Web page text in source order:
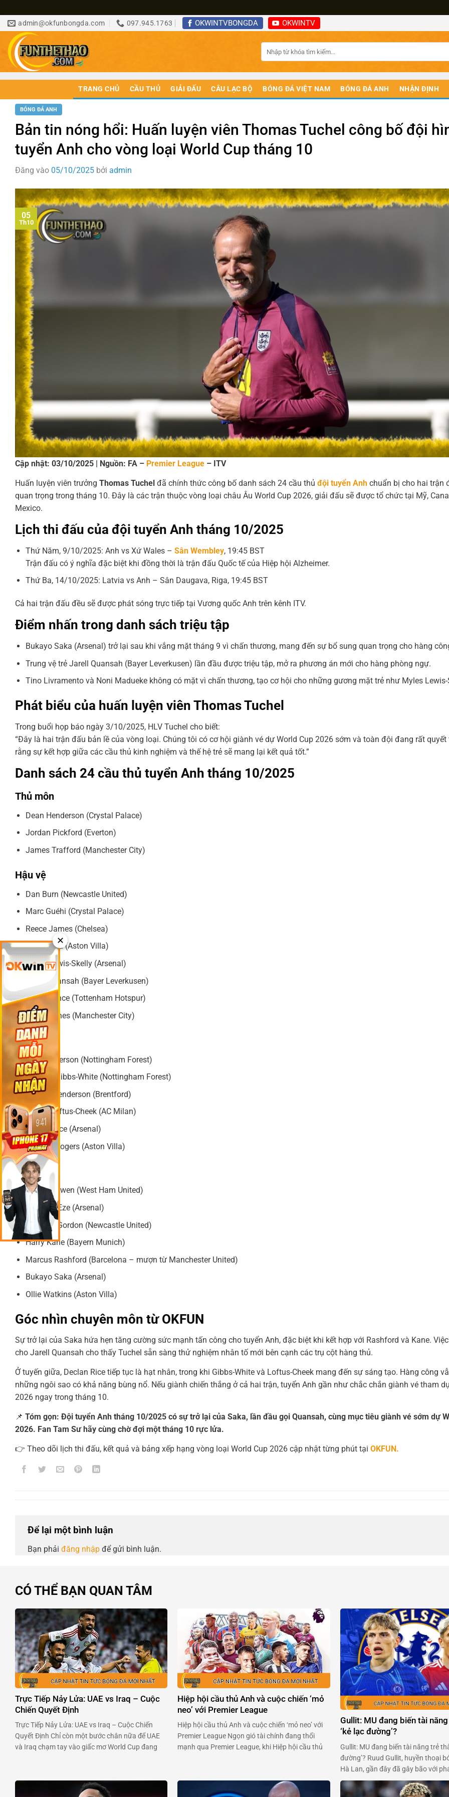
Bỏ
qua
nội
dung
admin@okfunbongda.com 097.945.1763 OKWINTVBONGDA OKWINTV
TRANG CHỦ CẦU THỦ GIẢI ĐẤU CÂU LẠC BỘ BÓNG ĐÁ VIỆT NAM BÓNG ĐÁ ANH NHẬN ĐỊNH
BÓNG ĐÁ ANH
Bản tin nóng hổi: Huấn luyện viên Thomas Tuchel công bố đội
tuyển Anh cho vòng loại World Cup tháng 10
Đăng vào 05/10/2025 bởi admin
05
Th10
Cập nhật: 03/10/2025 | Nguồn: FA – Premier League – ITV
Huấn luyện viên trưởng Thomas Tuchel đã chính thức công bố danh sách 24 cầu thủ đội tuyển Anh chuẩn bị cho hai trận
quan trọng trong tháng 10. Đây là các trận thuộc vòng loại châu Âu World Cup 2026, giải đấu sẽ được tổ chức tại Mỹ,
Mexico.
Lịch thi đấu của đội tuyển Anh tháng 10/2025
Thứ Năm, 9/10/2025: Anh vs Xứ Wales – Sân Wembley, 19:45 BST
Trận đấu có ý nghĩa đặc biệt khi đồng thời là trận đấu Quốc tế của Hiệp hội Alzheimer.
Thứ Ba, 14/10/2025: Latvia vs Anh – Sân Daugava, Riga, 19:45 BST
Cả hai trận đấu đều sẽ được phát sóng trực tiếp tại Vương quốc Anh trên kênh ITV.
Điểm nhấn trong danh sách triệu tập
Bukayo Saka (Arsenal) trở lại sau khi vắng mặt tháng 9 vì chấn thương, mang đến sự bổ sung quan trọng cho hàng
Trung vệ trẻ Jarell Quansah (Bayer Leverkusen) lần đầu được triệu tập, mở ra phương án mới cho hàng phòng ngự.
Tino Livramento và Noni Madueke không có mặt vì chấn thương, tạo cơ hội cho những gương mặt trẻ như Myles Lewis-
Phát biểu của huấn luyện viên Thomas Tuchel
Trong buổi họp báo ngày 3/10/2025, HLV Tuchel cho biết:
“Đây là hai trận đấu bản lề của vòng loại. Chúng tôi có cơ hội giành vé dự World Cup 2026 sớm và toàn đội đang rất
rằng sự kết hợp giữa các cầu thủ kinh nghiệm và thế hệ trẻ sẽ mang lại kết quả tốt.”
Danh sách 24 cầu thủ tuyển Anh tháng 10/2025
Thủ môn
Dean Henderson (Crystal Palace)
Jordan Pickford (Everton)
James Trafford (Manchester City)
Hậu vệ
Dan Burn (Newcastle United)
Marc Guéhi (Crystal Palace)
Reece James (Chelsea)
Ezri Konsa (Aston Villa)
Myles Lewis-Skelly (Arsenal)
Jarell Quansah (Bayer Leverkusen)
Djed Spence (Tottenham Hotspur)
John Stones (Manchester City)
Tiền vệ
Elliot Anderson (Nottingham Forest)
Morgan Gibbs-White (Nottingham Forest)
Jordan Henderson (Brentford)
Ruben Loftus-Cheek (AC Milan)
Declan Rice (Arsenal)
Morgan Rogers (Aston Villa)
Tiền đạo
Jarrod Bowen (West Ham United)
Eberechi Eze (Arsenal)
Anthony Gordon (Newcastle United)
Harry Kane (Bayern Munich)
Marcus Rashford (Barcelona – mượn từ Manchester United)
Bukayo Saka (Arsenal)
Ollie Watkins (Aston Villa)
Góc nhìn chuyên môn từ OKFUN
Sự trở lại của Saka hứa hẹn tăng cường sức mạnh tấn công cho tuyển Anh, đặc biệt khi kết hợp với Rashford và Kane.
cho Jarell Quansah cho thấy Tuchel sẵn sàng thử nghiệm nhân tố mới bên cạnh các trụ cột hàng thủ.
Ở tuyến giữa, Declan Rice tiếp tục là hạt nhân, trong khi Gibbs-White và Loftus-Cheek mang đến sự sáng tạo. Hàng công
những ngôi sao có khả năng bùng nổ. Nếu giành chiến thắng ở cả hai trận, tuyển Anh gần như chắc chắn giành vé tham
2026 ngay trong tháng 10.
📌 Tóm gọn: Đội tuyển Anh tháng 10/2025 có sự trở lại của Saka, lần đầu gọi Quansah, cùng mục tiêu giành vé sớm dự
2026. Fan Tam Sư hãy cùng chờ đợi một tháng 10 rực lửa.
👉 Theo dõi lịch thi đấu, kết quả và bảng xếp hạng vòng loại World Cup 2026 cập nhật từng phút tại OKFUN.
Để lại một bình luận
Bạn phải đăng nhập để gửi bình luận.
CÓ THỂ BẠN QUAN TÂM
Trực Tiếp Nảy Lửa: UAE vs Iraq – Cuộc
Chiến Quyết Định
Trực Tiếp Nảy Lửa: UAE vs Iraq – Cuộc Chiến
Quyết Định Chỉ còn một bước chân nữa để UAE
và Iraq chạm tay vào giấc mơ World Cup đang
khoan nhượng vào 23h00 ngày 13/11. …
Hiệp hội cầu thủ Anh và cuộc chiến ‘mỏ
neo’ với Premier League
Hiệp hội cầu thủ Anh và cuộc chiến ‘mỏ neo’ với
Premier League Ngọn gió tài chính đang thổi
mạnh qua Premier League, khi Hiệp hội cầu thủ
Premier League chuẩn bị thông qua một …
Gullit: MU đang biến tài
‘kẻ lạc đường’?
Gullit: MU đang biến tài năng trẻ
đường’? Ruud Gullit, huyền thoại
Hà Lan, gần đây đã gây bão với
Alejandro Garnacho – tài năng trẻ
Manchester United. Ông cho rằng
✕